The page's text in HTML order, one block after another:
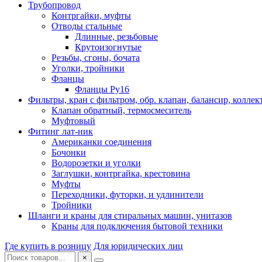
Трубопровод
Контргайки, муфты
Отводы стальные
Длинные, резьбовые
Крутоизогнутые
Резьбы, сгоны, бочата
Уголки, тройники
Фланцы
Фланцы Ру16
Фильтры, кран с фильтром, обр. клапан, балансир,
Клапан обратный, термосмеситель
Муфтовый
Фитинг лат-ник
Американки соединения
Бочонки
Водорозетки и уголки
Заглушки, контргайка, крестовина
Муфты
Переходники, футорки, и удлинители
Тройники
Шланги и краны для стиральных машин, унитазов
Краны для подключения бытовой техники
Где купить в розницу Для юридических лиц
×